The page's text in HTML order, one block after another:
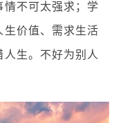
不可太强求；学
生价值、需求生活
生。不好为别人